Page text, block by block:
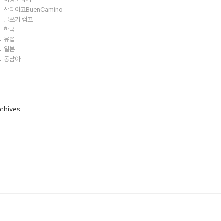
산티아고BuenCamino
글쓰기 캠프
한국
유럽
일본
동남아